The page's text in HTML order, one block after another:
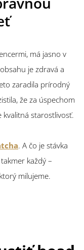
má jasno v
je zdravá a
zaradila prírodný
že za úspechom
kvalitná starostlivosť.
. A čo je stávka
každý –
milujeme.